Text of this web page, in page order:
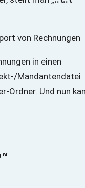
in einen
Mandantendatei
Ordner. Und nun